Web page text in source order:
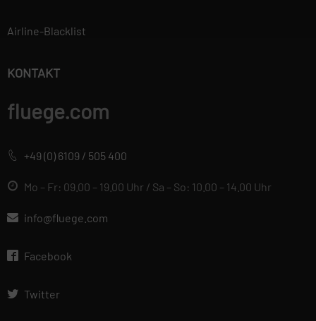
personalisierte
verfolgen.
Datenschutzerklärung
vorrangige Aufgabe, die
bereitgestellten
Airline-Blacklist
KONTAKT
fluege.com
+49 (0) 6109 / 505 400
Mo – Fr: 09.00 – 19.00 Uhr / Sa – So: 10.00 – 14.00 Uhr
info@fluege.com
Facebook
Twitter